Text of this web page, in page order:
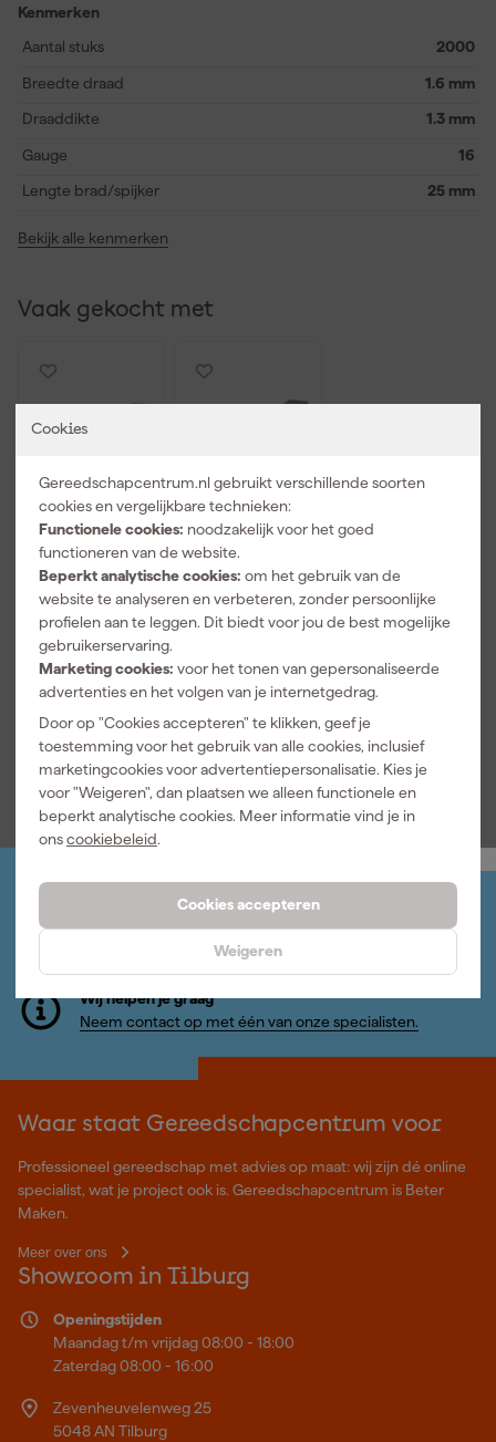
Cookies
Gereedschapcentrum.nl gebruikt verschillende soorten
cookies en vergelijkbare technieken:
Functionele cookies: noodzakelijk voor het goed
functioneren van de website.
Beperkt analytische cookies: om het gebruik van de
website te analyseren en verbeteren, zonder persoonlijke
profielen aan te leggen. Dit biedt voor jou de best mogelijke
gebruikerservaring.
Marketing cookies: voor het tonen van gepersonaliseerde
advertenties en het volgen van je internetgedrag.
Door op "Cookies accepteren" te klikken, geef je
toestemming voor het gebruik van alle cookies, inclusief
marketingcookies voor advertentiepersonalisatie. Kies je
voor "Weigeren", dan plaatsen we alleen functionele en
beperkt analytische cookies. Meer informatie vind je in
onscookiebeleid.
Cookies accepteren
Weigeren
gebruik in natte ruimtes of buiten. De verpakking bevat 2000
stuks. Let op: deze brads worden geleverd zonder gaspatroon,
Kenmerken
Aantal stuks
2000
Breedte draad 1.6 mm
Draaddikte 1.3 mm
Gauge 16
Lengte brad/spijker 25 mm
Bekijk alle kenmerken
Vaak gekocht met
Makita F-
32676 5000
delig nieten
gegal - 19mm
Maandag
bezorgd
Adviesprijs 25,10
20,99
incl. BTW
Makita F-
32689 Nieten
gegalvaniseer
(5040st)
bezorgd
Adviesprijs 29,34
22,29
incl. BTW
Log-in en beheer je bestellingen en gegevens
Inschrijven wekelijkse nieuwsbrief
Wij helpen je graag
Neem contact op met één van onze specialisten.
Waar staat Gereedschapcentrum voor
Professioneel gereedschap met advies op maat: wij zijn dé online
specialist, wat je project ook is. Gereedschapcentrum is Beter
Maken.
Meer over ons
Showroom in Tilburg
Openingstijden
Maandag t/m vrijdag 08:00 - 18:00
Zaterdag 08:00 - 16:00
Zevenheuvelenweg 25
5048 AN Tilburg